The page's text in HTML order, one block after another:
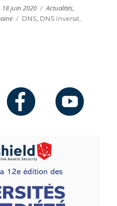
Publié
le
18 juin 2020 Catégories
Actualités,
Étiquettes
DNS, DNS inversé,